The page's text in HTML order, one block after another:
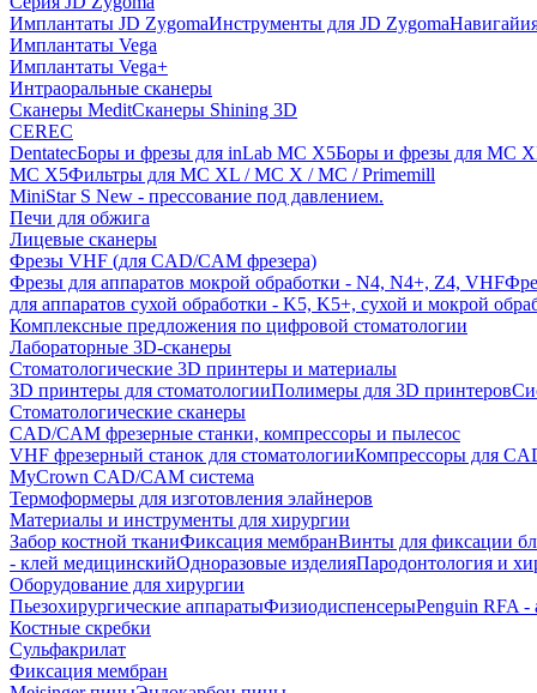
Имплантаты JD ZygomaИнструменты для JD Zygoma
Имплантаты Vega
Имплантаты Vega+
Интраоральные сканеры
Сканеры MeditСканеры Shining 3D
CEREC
DentatecБоры и фрезы для inLab MC X5Боры и фрезы для MC
MC X5Фильтры для MC XL / MC X / MC / Primemill
MiniStar S New - прессование под давлением.
Печи для обжига
Лицевые сканеры
Фрезы VHF (для CAD/CAM фрезера)
Фрезы для аппаратов мокрой обработки - N4, N4+, Z4, VHF
для аппаратов сухой обработки - K5, K5+, сухой и мокрой
Комплексные предложения по цифровой стоматологии
Лабораторные 3D-сканеры
Стоматологические 3D принтеры и материалы
3D принтеры для стоматологииПолимеры для 3D принтеров
Стоматологические сканеры
CAD/CAM фрезерные станки, компрессоры и пылесос
VHF фрезерный станок для стоматологииКомпрессоры для
MyCrown CAD/CAM система
Термоформеры для изготовления элайнеров
Материалы и инструменты для хирургии
Забор костной тканиФиксация мембранВинты для фиксации
- клей медицинскийОдноразовые изделияПародонтология и
Оборудование для хирургии
Пьезохирургические аппаратыФизиодиспенсерыPenguin RFA -
Костные скребки
Сульфакрилат
Фиксация мембран